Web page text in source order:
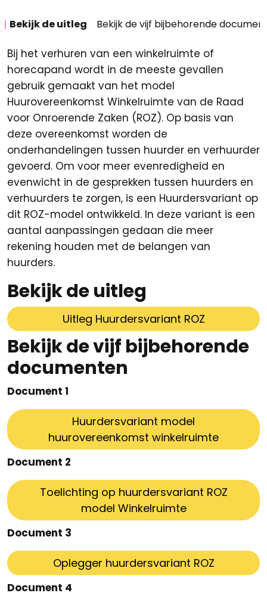
Bij het verhuren van een winkelruimte of
horecapand wordt in de meeste gevallen
gebruik gemaakt van het model
Huurovereenkomst Winkelruimte van de Raad
voor Onroerende Zaken (ROZ). Op basis van
deze overeenkomst worden de
onderhandelingen tussen huurder en verhuurder
gevoerd. Om voor meer evenredigheid en
evenwicht in de gesprekken tussen huurders en
verhuurders te zorgen, is een Huurdersvariant op
dit ROZ-model ontwikkeld. In deze variant is een
aantal aanpassingen gedaan die meer
rekening houden met de belangen van
huurders.
Bekijk de uitleg
Uitleg Huurdersvariant ROZ
Bekijk de vijf bijbehorende
documenten
Document 1
Huurdersvariant model
huurovereenkomst winkelruimte
Document 2
Toelichting op huurdersvariant ROZ
model Winkelruimte
Document 3
Oplegger huurdersvariant ROZ
Document 4
Bekijk de uitleg Bekijk de vijf bijbehorende